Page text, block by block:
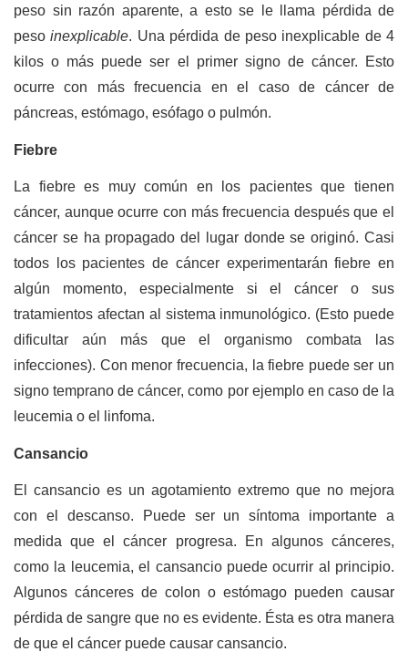
peso sin razón aparente, a esto se le llama pérdida de
pesoinexplicable. Una pérdida de peso inexplicable de 4
kilos o más puede ser el primer signo de cáncer. Esto
ocurre con más frecuencia en el caso de cáncer de
páncreas, estómago, esófago o pulmón.
Fiebre
La fiebre es muy común en los pacientes que tienen
cáncer, aunque ocurre con más frecuencia después que el
cáncer se ha propagado del lugar donde se originó. Casi
todos los pacientes de cáncer experimentarán fiebre en
algún momento, especialmente si el cáncer o sus
tratamientos afectan al sistema inmunológico. (Esto puede
dificultar aún más que el organismo combata las
infecciones). Con menor frecuencia, la fiebre puede ser un
signo temprano de cáncer, como por ejemplo en caso de la
leucemia o el linfoma.
Cansancio
El cansancio es un agotamiento extremo que no mejora
con el descanso. Puede ser un síntoma importante a
medida que el cáncer progresa. En algunos cánceres,
como la leucemia, el cansancio puede ocurrir al principio.
Algunos cánceres de colon o estómago pueden causar
pérdida de sangre que no es evidente. Ésta es otra manera
de que el cáncer puede causar cansancio.